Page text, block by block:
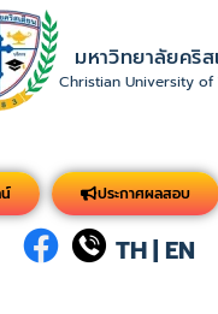
มหาวิทยาลัยคริ
Christian University of
ประกาศผลสอบ
TH| EN